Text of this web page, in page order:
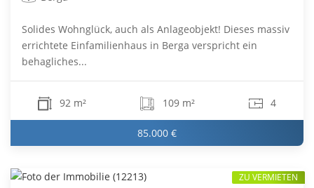
Solides Wohnglück, auch als Anlageobjekt! Dieses massiv
errichtete Einfamilienhaus in Berga verspricht ein
behagliches...
92 m² 109 m² 4
85.000 €
ZU VERMIETEN